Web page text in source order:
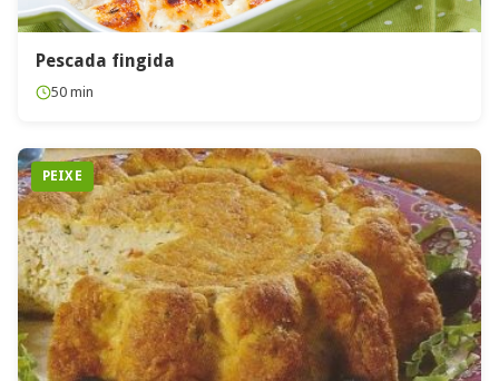
Pescada fingida
50 min
PEIXE